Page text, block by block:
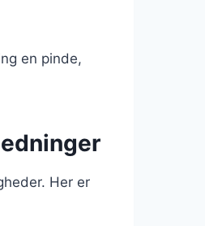
en pinde,
Her er